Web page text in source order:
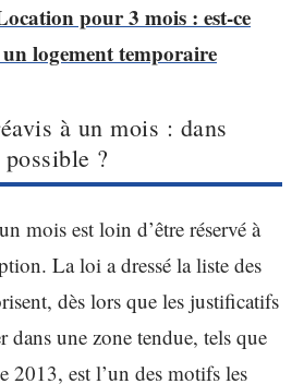
pour 3 mois : est-ce
logement temporaire
à un mois : dans
?
mois est loin d’être réservé à
La loi a dressé la liste des
dès lors que les justificatifs
dans une zone tendue, tels que
2013, est l’un des motifs les